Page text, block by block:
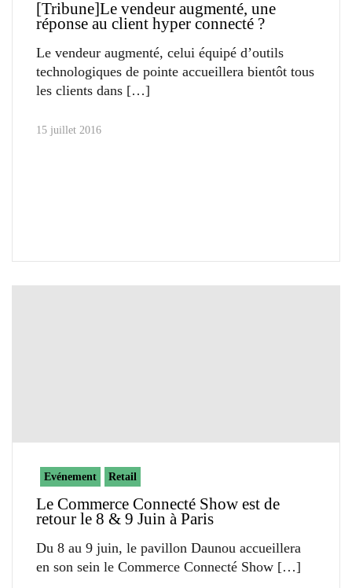
[Tribune]Le vendeur augmenté, une
réponse au client hyper connecté ?
Le vendeur augmenté, celui équipé d’outils
technologiques de pointe accueillera bientôt tous
les clients dans
15 juillet 2016
Evénement Retail
Le Commerce Connecté Show est de
retour le 8 & 9 Juin à Paris
Du 8 au 9 juin, le pavillon Daunou accueillera
en son sein le Commerce Connecté Show